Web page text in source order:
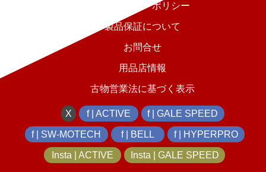
プライバシーポリシー
製品保証について
お問合せ
用品店情報
古物営業法に基づく表示
X f | ACTIVE f | GALE SPEED
f | SW-MOTECH f | BELL f | HYPERPRO
Insta | ACTIVE Insta | GALE SPEED